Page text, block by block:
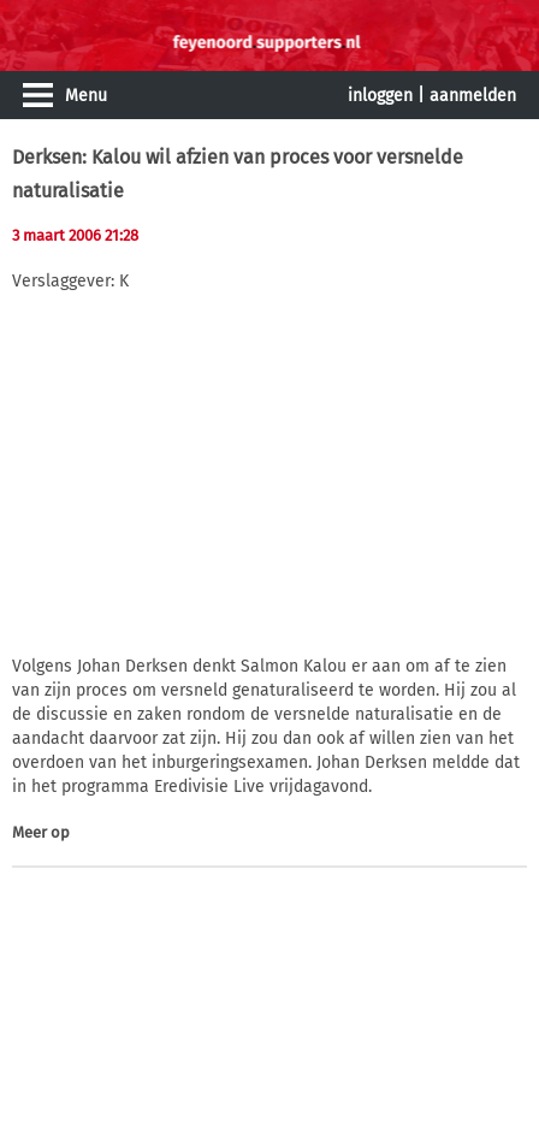
Menu inloggen aanmelden
Derksen: Kalou wil afzien van proces voor versnelde
naturalisatie
3 maart 2006 21:28
Verslaggever: K
Volgens Johan Derksen denkt Salmon Kalou er aan om af te zien
van zijn proces om versneld genaturaliseerd te worden. Hij zou al
de discussie en zaken rondom de versnelde naturalisatie en de
aandacht daarvoor zat zijn. Hij zou dan ook af willen zien van het
overdoen van het inburgeringsexamen. Johan Derksen meldde dat
in het programma Eredivisie Live vrijdagavond.
Meer op